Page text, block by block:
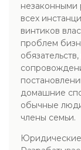
незаконными
всех
винтиков
проблем
домашние
обычные
члены семьи.
Юридические